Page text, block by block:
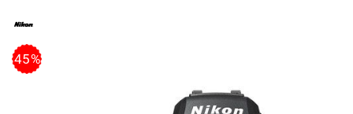
Skip
to
Skip
to
45%